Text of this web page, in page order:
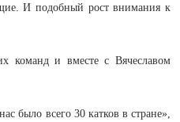
И подобный рост внимания к
команд и вместе с Вячеславом
было всего 30 катков в стране»,